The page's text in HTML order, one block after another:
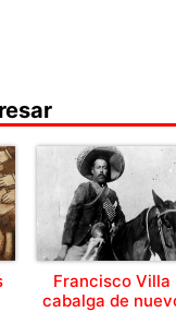
Francisco Villa
cabalga de